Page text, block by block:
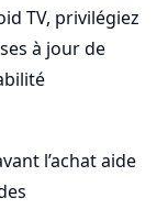
TV, privilégiez
à jour de
l’achat aide